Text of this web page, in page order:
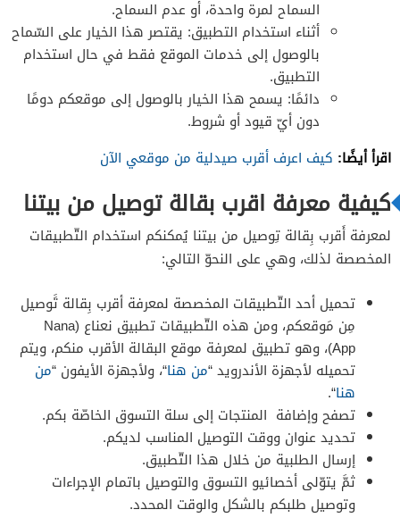
السماح لمرة واحدة، أو عدم السماح.
أثناء استخدام التطبيق: يقتصر هذا الخيار على السّماح
بالوصول إلى خدمات الموقع فقط في حال استخدام
التطبيق.
دائمًا: يسمح هذا الخيار بالوصول إلى موقعكم دومًا
دون أيّ قيود أو شروط.
اقرأ أيضًا: كيف اعرف أقرب صيدلية من موقعي الآن
كيفية معرفة اقرب بقالة توصيل من بيتنا
لمعرفة أَقرب بِقالة تِوصيل من بيتنا يُمكنكم استخدام التّطبيقات
المخصصة لذلك، وهي على النحوّ التالي:
تحميل أحد التّطبيقات المخصصة لمعرفة أقرب بِقالة تََوصيل
مِن مَوقعكم، ومن هذه التّطبيقات تطبيق نعناع (Nana
App)، وهو تطبيق لمعرفة موقع البقالة الأقرب منكم، ويتم
تحميله لأجهزة الأندرويد “من هنا“، ولأجهزة الأيفون “من
هنا“.
تصفح وإضافة المنتجات إلى سلة التسوق الخاصّة بكم.
تحديد عنوان ووقت التوصيل المناسب لديكم.
إرسال الطلبية من خلال هذا التّطبيق.
ثمَّ يتوّلى أخصائيو التسوق والتوصيل باتمام الإجراءات
وتوصيل طلبكم بالشكل والوقت المحدد.